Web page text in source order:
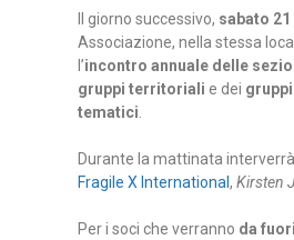
Il giorno successivo, sabato
Associazione, nella stessa
l’incontro annuale delle
gruppi territoriali e dei
tematici
Durante la mattinata
Fragile X International , Kirsten
Per i soci che verranno da